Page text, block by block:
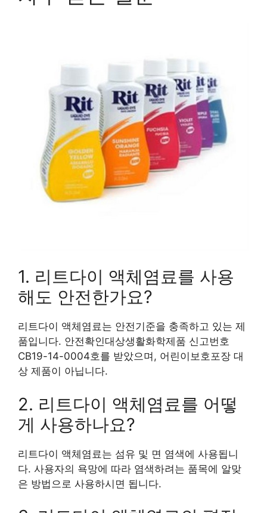
1. 리트다이 액체염료를 사용
해도 안전한가요?
리트다이 액체염료는 안전기준을 충족하고 있는 제
품입니다. 안전확인대상생활화학제품 신고번호
CB19-14-0004호를 받았으며, 어린이보호포장 대
상 제품이 아닙니다.
2. 리트다이 액체염료를 어떻
게 사용하나요?
리트다이 액체염료는 섬유 및 면 염색에 사용됩니
다. 사용자의 욕망에 따라 염색하려는 품목에 알맞
은 방법으로 사용하시면 됩니다.